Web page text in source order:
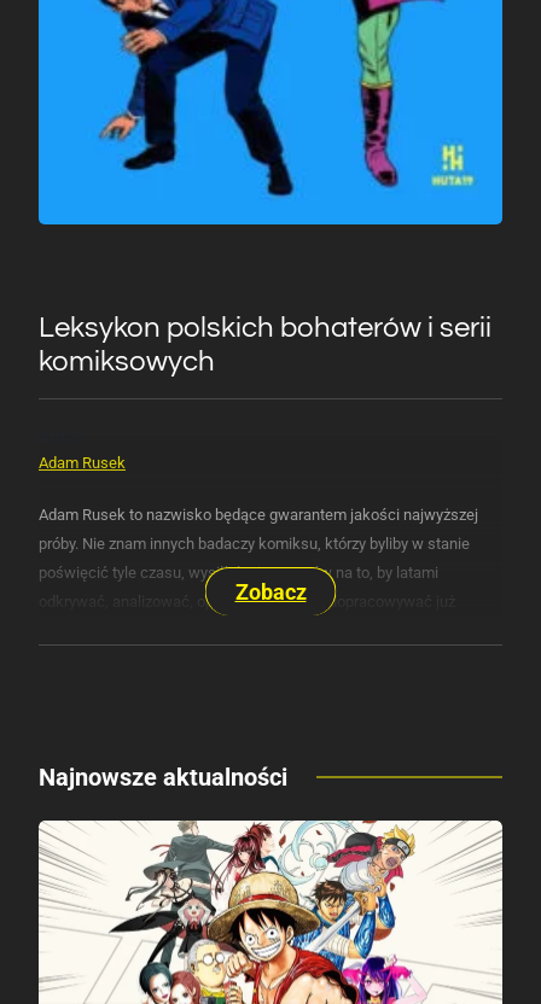
Leksykon polskich bohaterów i serii
komiksowych
Adam Rusek
Adam Rusek to nazwisko będące gwarantem jakości najwyższej
próby. Nie znam innych badaczy komiksu, którzy byliby w stanie
poświęcić tyle czasu, wysiłków i… Nerwów na to, by latami
odkrywać, analizować, opisywać, a potem dopracowywać już
Leksykon polskich bohaterów i serii komiksowych
kompendium wiedzy na temat rodzimych historyjek obrazkowych,
ale przede wszystkim przewodnik po niezwykle ciekawym świecie,
po którym autor oprowadza nas jak wytrawny kurator –
kompetentnie, swobodnie, z nieukrywaną sympatią do
prezentowanych zbiorów. Niezależnie od tego, czy postanowimy
czytać go od deski do deski, czy zdecydujemy się robić to na
wyrywki, ten leksykon jest po prostu znakomitą lekturą.
Zobacz
Najnowsze aktualności